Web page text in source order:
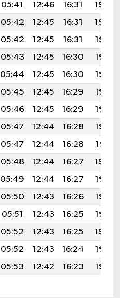
05:41 12:46 16:31
19:40
05:42 12:45 16:31
19:39
05:42 12:45 16:31
19:38
05:43 12:45 16:30
19:37
05:44 12:45 16:30
19:36
05:45 12:45 16:29
19:35
05:46 12:45 16:29
19:33
05:47 12:44 16:28
19:32
05:47 12:44 16:28
19:31
05:48 12:44 16:27
19:30
05:49 12:44 16:27
19:28
05:50 12:43 16:26
19:27
05:51 12:43 16:25
19:26
05:52 12:43 16:25
19:24
05:52 12:43 16:24
19:23
05:53 12:42 16:23 19:22